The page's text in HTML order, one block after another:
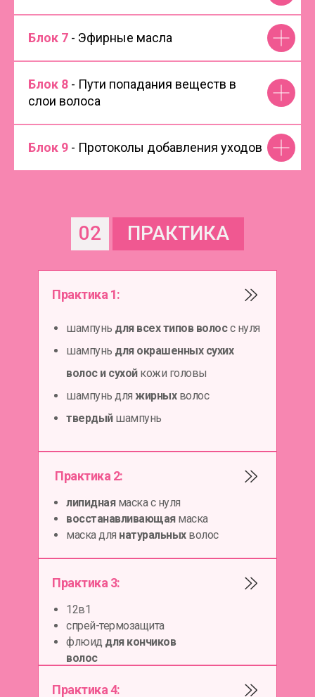
Блок 7 - Эфирные масла
Блок 8 - Пути попадания веществ в
слои волоса
Блок 9 - Протоколы добавления уходов
Практика 2:
02 ПРАКТИКА
липиднаямаска с нуля
восстанавливающаямаска
маска для натуральныхволос
Практика 3:
12в1
спрей-термозащита
флюид для кончиков
волос
Практика 1:
шампунь для всех типов волосс нуля
шампунь для окрашенных сухих
волос и сухой кожи головы
шампунь для жирных волос
твердыйшампунь
Практика 4: